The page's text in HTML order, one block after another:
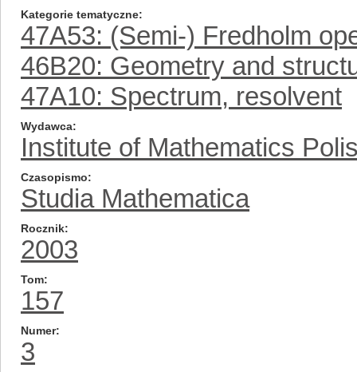
Kategorie tematyczne
47A53: (Semi-) Fredholm
46B20: Geometry and
47A10: Spectrum, resolvent
Wydawca
Institute of Mathematics
Czasopismo
Studia Mathematica
Rocznik
2003
Tom
157
Numer
3